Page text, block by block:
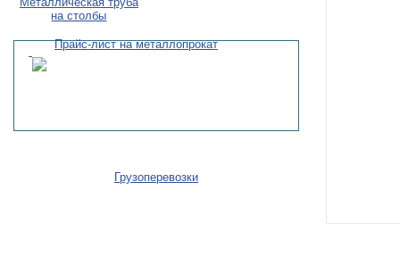
на столбы
Прайс-лист на металлопрокат
Грузоперевозки